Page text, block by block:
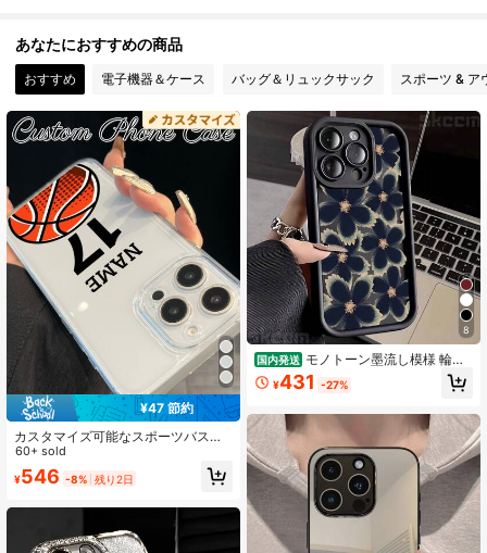
4.42
4.42 6 フォロワー
4.42
あなたにおすすめの商品
おすすめ 電子機器＆ケース バッグ＆リュックサック スポーツ & ア
¥47 節約
カスタマイズ可能なスポーツバスケ
ットボールテーマのスマホケース Ap
ple 17/17 Pro/17 Pro Max対応、全シ
リーズ対応 - バレンタインデーギフ
ス、スマホアクセサリー、Apple 16
スマホケース、Apple 17 Pro Max ス
マホケース
60+ sold
¥546 -8% 残り2日
8
国内発送 モノトーン墨流し模様 輪郭
ライン黒花デザイン ブラック一体成
型フレーム 四隅エアクッション耐衝
け TPU 素材 傷防止 Pixel 8A、Pixel
8、Pixel 8 Pro、Pixel 9、Pixel 9 Pr
o、Pixel 9A、Pixel 10、Pixel 10PR
O/ 17pro Max/17pro/17/11/12/13/14/
15/15Pro/15PluS/15Pro Max/16/16P
ro/16PluS/16Pro Max/MIN/X/XR 対
応 シックモード系プレゼント
¥431 -27%